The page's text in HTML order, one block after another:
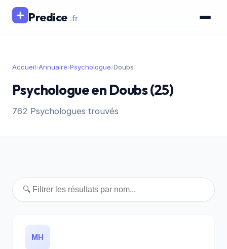
Predice .fr
Accueil›Annuaire›Psychologue›Doubs
Psychologue en Doubs (25)
762 Psychologues trouvés
MH